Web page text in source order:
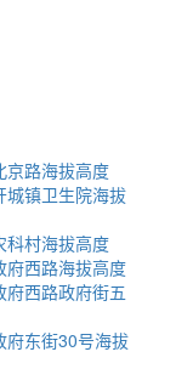
京路海拔高度
城镇卫生院海拔
科村海拔高度
府西路海拔高度
府西路政府街五
府东街30号海拔